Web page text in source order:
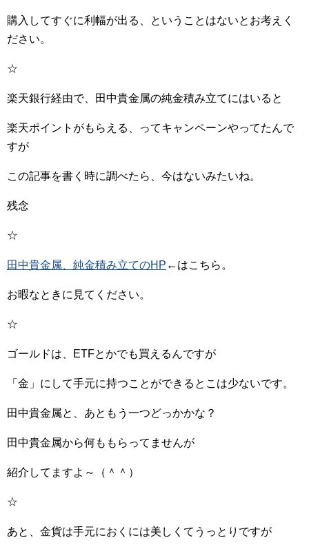
購入してすぐに利幅が出る、ということはないとお考えく
ださい。
☆
楽天銀行経由で、田中貴金属の純金積み立てにはいると
楽天ポイントがもらえる、ってキャンペーンやってたんで
すが
この記事を書く時に調べたら、今はないみたいね。
残念
☆
田中貴金属、純金積み立てのHP ←はこちら。
お暇なときに見てください。
☆
ゴールドは、ETFとかでも買えるんですが
「金」にして手元に持つことができるとこは少ないです。
田中貴金属と、あともう一つどっかかな？
田中貴金属から何ももらってませんが
紹介してますよ～（＾＾）
☆
あと、金貨は手元におくには美しくてうっとりですが